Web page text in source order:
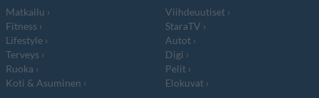
Matkailu
Fitness
Lifestyle
Terveys
Ruoka
Koti & Asuminen
Viihdeuutiset
StaraTV
Autot
Digi
Pelit
Elokuvat